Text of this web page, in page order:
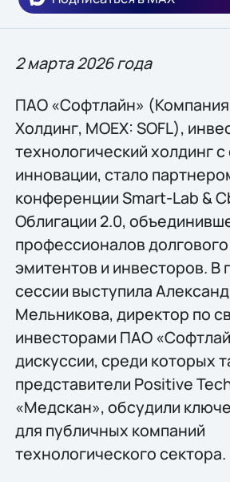
2 марта 2026 года
ПАО «Софтлайн»
Холдинг, MOEX: SOFL),
технологический холдинг
инновации, стало
конференции Smart-Lab &
Облигации 2.0,
профессионалов
эмитентов и инвесторов. В
сессии выступила
Мельникова, директор по
инвесторами ПАО
дискуссии, среди которых
представители Positive
«Медскан», обсудили
для публичных компаний
технологического сектора.